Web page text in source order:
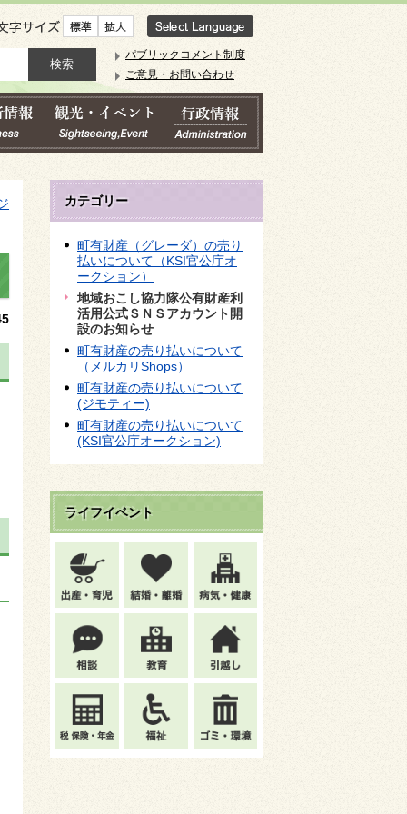
文字サイズ
パブリックコメント制度
ご意見・お問い合わせ
カテゴリー
町有財産（グレーダ）の売り
払いについて（KSI官公庁オ
ークション）
地域おこし協力隊公有財産利
活用公式ＳＮＳアカウント開
設のお知らせ
町有財産の売り払いについて
（メルカリShops）
町有財産の売り払いについて
(ジモティー)
町有財産の売り払いについて
(KSI官公庁オークション)
ライフイベント